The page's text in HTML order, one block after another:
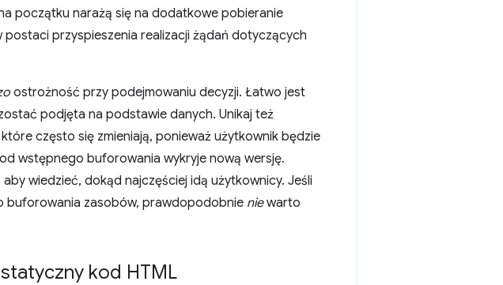
początku narażą się na dodatkowe pobieranie
przyspieszenia realizacji żądań dotyczących
ostrożność przy podejmowaniu decyzji. Łatwo jest
podjęta na podstawie danych. Unikaj też
często się zmieniają, ponieważ użytkownik będzie
wstępnego buforowania wykryje nową wersję.
wiedzieć, dokąd najczęściej idą użytkownicy. Jeśli
buforowania zasobów, prawdopodobnie niewarto
kod HTML